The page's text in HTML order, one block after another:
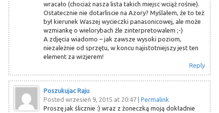
wracało (chociaż nasza lista takich miejsc wciąż rośnie).
Ostatecznie nie dotarliscie na Azory? Myślałem, że to też
był kierunek Waszej wycieczki panasonicowej, ale może
wzmiankę o wielorybach źle zinterpretowalem ;-)
A zdjęcia wiadomo – jak zawsze wysoki poziom,
niezależnie od sprzętu, w koncu najistotniejszy jest ten
element za wizjerem!
Reply
Poszukujac Raju
Posted wrzesień 9, 2015 at 20:47| Permalink
Proszę jak ślicznie :) wraz z żoneczką moją dokładnie